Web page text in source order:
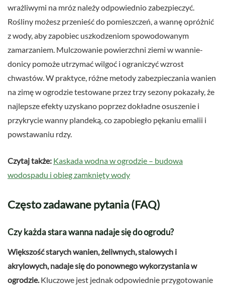
wrażliwymi na mróz należy odpowiednio zabezpieczyć.
Rośliny możesz przenieść do pomieszczeń, a wannę opróżnić
z wody, aby zapobiec uszkodzeniom spowodowanym
zamarzaniem. Mulczowanie powierzchni ziemi w wannie-
donicy pomoże utrzymać wilgoć i ograniczyć wzrost
chwastów. W praktyce, różne metody zabezpieczania wanien
na zimę w ogrodzie testowane przez trzy sezony pokazały, że
najlepsze efekty uzyskano poprzez dokładne osuszenie i
przykrycie wanny plandeką, co zapobiegło pękaniu emalii i
powstawaniu rdzy.
Czytaj także: Kaskada wodna w ogrodzie – budowa
wodospadu i obieg zamknięty wody
Często zadawane pytania (FAQ)
Czy każda stara wanna nadaje się do ogrodu?
Większość starych wanien, żeliwnych, stalowych i
akrylowych, nadaje się do ponownego wykorzystania w
ogrodzie. Kluczowe jest jednak odpowiednie przygotowanie